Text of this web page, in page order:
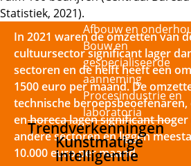
Hout en meubel
Afbouw en
Bouw en
gespecialiseerde
aanneming
Procesindustrie en
laboratoria
Trendverkenningen
Kunstmatige
intelligentie
Statistiek, 2021).
In 2021 waren de omzetten van
cultuursector significant lager
sectoren en de helft heeft een
1500 euro per maand. De
technische
en horeca lagen significant
andere sectoren en liggen
10.000 euro per maand.